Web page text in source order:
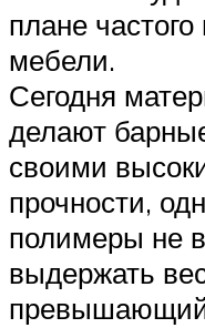
плане
мебели.
Сегодня
делают
своими
прочности,
полимеры не
выдержать